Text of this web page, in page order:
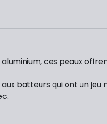
ces peaux
batteurs qui ont un